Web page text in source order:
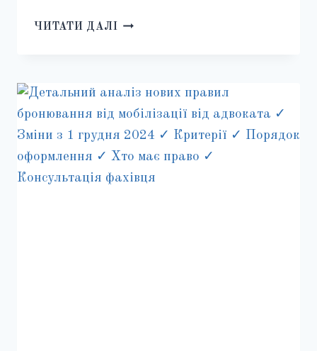
ЧИТАТИ ДАЛІВІЙСЬКОВО-
НОВІ
ПРАВИЛА
ПРОХОДЖЕННЯ
ВІДПОВІДНО
ДО